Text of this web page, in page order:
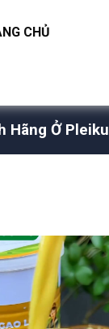
CHỦ
Hãng Ở Pleiku